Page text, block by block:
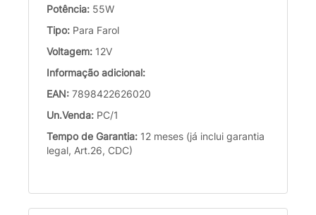
Potência: 55W
Tipo: Para Farol
Voltagem: 12V
Informação adicional:
EAN: 7898422626020
Un.Venda: PC/1
Tempo de Garantia: 12 meses (já inclui garantia
legal, Art.26, CDC)